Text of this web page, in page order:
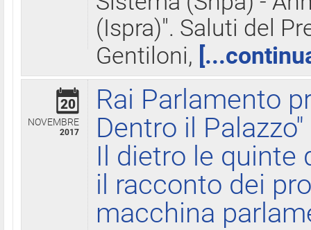
(Ispra)". Saluti del
Gentiloni,
20
NOVEMBRE
2017
Rai Parlamento
Dentro il Palazzo"
Il dietro le quinte
il racconto dei
macchina